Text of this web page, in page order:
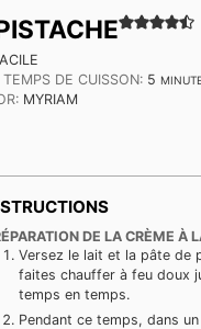
TEMPS DE CUISSON: 5
MYRIAM
DE LA CRÈME À
Versez le lait et la pâte de
faites chauffer à feu doux
temps en temps.
Pendant ce temps, dans